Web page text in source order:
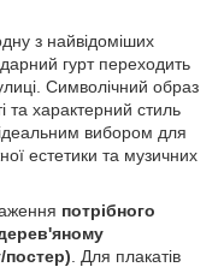
з найвідоміших
гурт переходить
Символічний образ
та характерний стиль
вибором для
естетики та музичних
потрібного
постер) . Для плакатів